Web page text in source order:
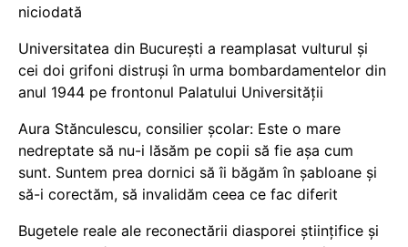
niciodată
Universitatea din București a reamplasat vulturul și
cei doi grifoni distruși în urma bombardamentelor din
anul 1944 pe frontonul Palatului Universității
Aura Stănculescu, consilier școlar: Este o mare
nedreptate să nu-i lăsăm pe copii să fie așa cum
sunt. Suntem prea dornici să îi băgăm în șabloane și
să-i corectăm, să invalidăm ceea ce fac diferit
Bugetele reale ale reconectării diasporei științifice și